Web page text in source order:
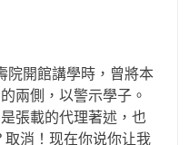
開館講學時，曾將本
兩側，以警示學子。
張載的代理著述，也
取消！现在你说你让我